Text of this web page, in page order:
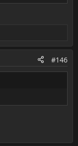
#146